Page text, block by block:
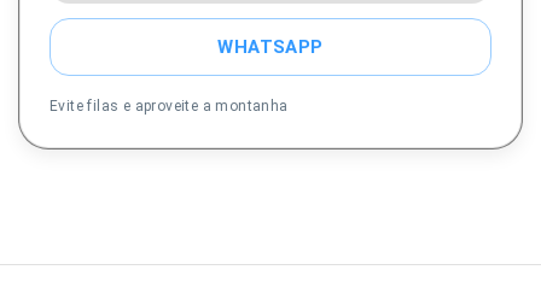
WHATSAPP
Evite filas e aproveite a montanha